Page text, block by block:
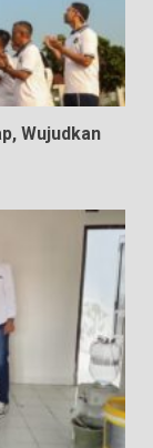
Wujudkan